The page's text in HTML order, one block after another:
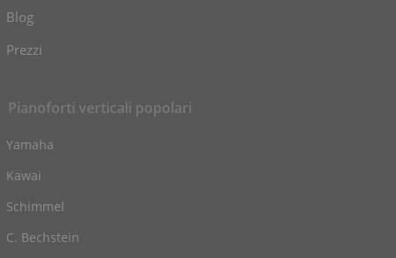
Blog
Prezzi
Pianoforti verticali popolari
Yamaha
Kawai
Schimmel
C. Bechstein